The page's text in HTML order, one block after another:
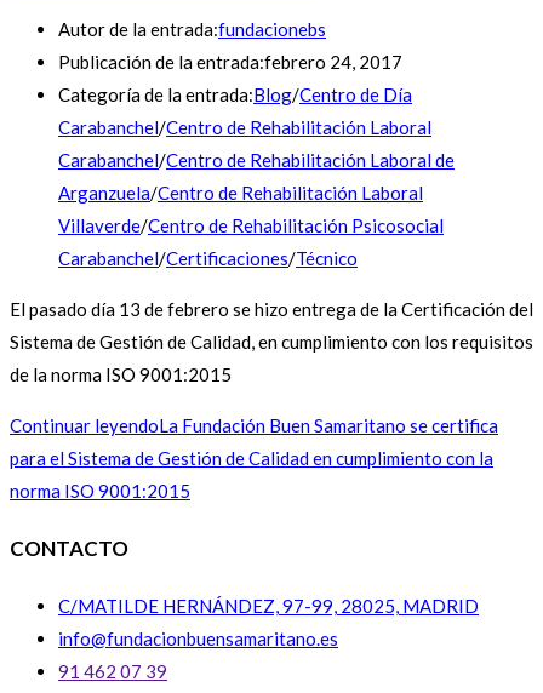
Autor de la entrada:fundacionebs
Publicación de la entrada:febrero 24, 2017
Categoría de la entrada:Blog/Centro de Día
Carabanchel/Centro de Rehabilitación Laboral
Carabanchel/Centro de Rehabilitación Laboral de
Arganzuela/Centro de Rehabilitación Laboral
Villaverde/Centro de Rehabilitación Psicosocial
Carabanchel/Certificaciones/Técnico
El pasado día 13 de febrero se hizo entrega de la Certificación del
Sistema de Gestión de Calidad, en cumplimiento con los requisitos
de la norma ISO 9001:2015
Continuar leyendoLa Fundación Buen Samaritano se certifica
para el Sistema de Gestión de Calidad en cumplimiento con la
norma ISO 9001:2015
CONTACTO
C/MATILDE HERNÁNDEZ, 97-99, 28025, MADRID
info@fundacionbuensamaritano.es
91 462 07 39